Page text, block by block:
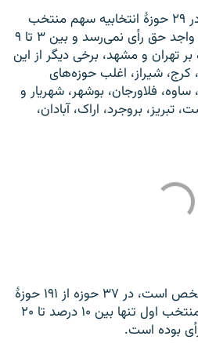
براساس همین آمار رسمی، در ۲۹ حوزۀ انتخابیه سهم منتخب
اول به ۱۰ درصد کل جمعیت واجد حق رأی نمی‌رسد و بین ۳ تا ۹
تهران و مشهد، برخی دیگر از این
کرج، شیراز، اغلب حوزه‌های
فلاورجان، بوشهر، شهریار و
تبریز، بروجرد، اراک، آبادان،
همان‌گونه که در نمودار مشخص است، در ۳۷ حوزه از ۱۹۱ حوزۀ
انتخابی کل کشور نیز سهم منتخب اول تنها بین ۱۰ درصد تا ۲۰
بوده است.